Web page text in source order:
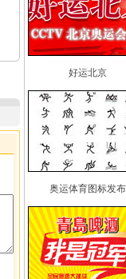
好运北京
奥运体育图标发布